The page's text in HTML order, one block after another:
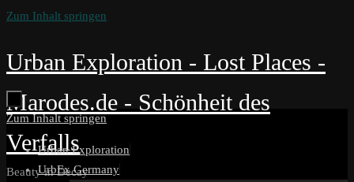
Zum Inhalt springen
Urban Exploration - Lost Places -
Marodes.de - Schönheit des
Verfalls
Beauty in Decay
Zum Inhalt springen
Urban Exploration
UrbEx Germany